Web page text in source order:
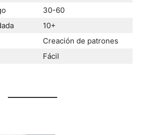
30-60
10+
Creación de patrones
Fácil